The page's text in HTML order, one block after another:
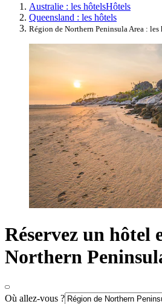
Australie : les hôtelsHôtels
Queensland : les hôtels
Région de Northern Peninsula Area : les
Réservez un hôtel
Northern
Où allez-vous ?